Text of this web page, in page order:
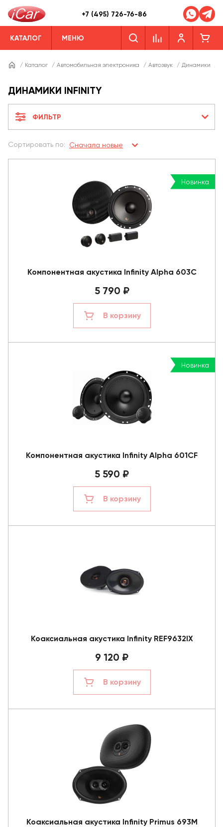
+7 (495) 726-76-86
КАТАЛОГ МЕНЮ
/ Каталог / Автомобильная электроника / Автозвук / Динамики
ДИНАМИКИ INFINITY
ФИЛЬТР
Сортировать по: Сначала новые
Новинка
Компонентная акустика Infinity Alpha 603C
5 790 ₽
В корзину
Новинка
Компонентная акустика Infinity Alpha 601CF
5 590 ₽
В корзину
Коаксиальная акустика Infinity REF9632IX
9 120 ₽
В корзину
Коаксиальная акустика Infinity Primus 693M